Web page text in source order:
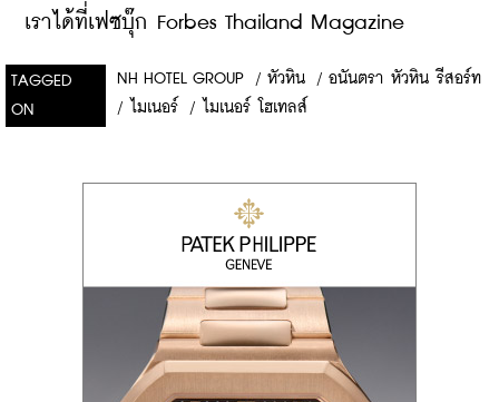
เราได้ที่เฟซบุ๊ก Forbes Thailand Magazine
TAGGED
ON
NH HOTEL GROUP / หัวหิน / อนันตรา หัวหิน รีสอร์ท
/
ไมเนอร์ / ไมเนอร์ โฮเทลส์